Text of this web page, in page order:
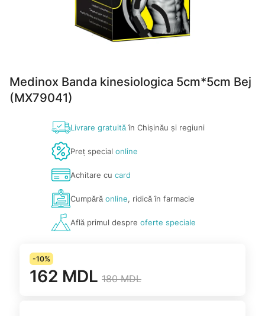
Medinox Banda kinesiologica 5cm*5cm Bej
(MX79041)
Livrare gratuităîn Chișinău și regiuni
Preț special online
Achitare cu card
Cumpărăonline, ridică în farmacie
Află primul despre oferte speciale
-10%
162 MDL 180 MDL